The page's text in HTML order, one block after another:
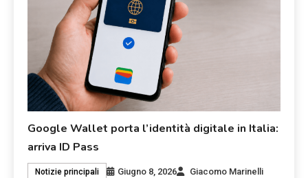
Google Wallet porta l’identità digitale in Italia:
arriva ID Pass
Notizie principali Giugno 8, 2026 Giacomo Marinelli